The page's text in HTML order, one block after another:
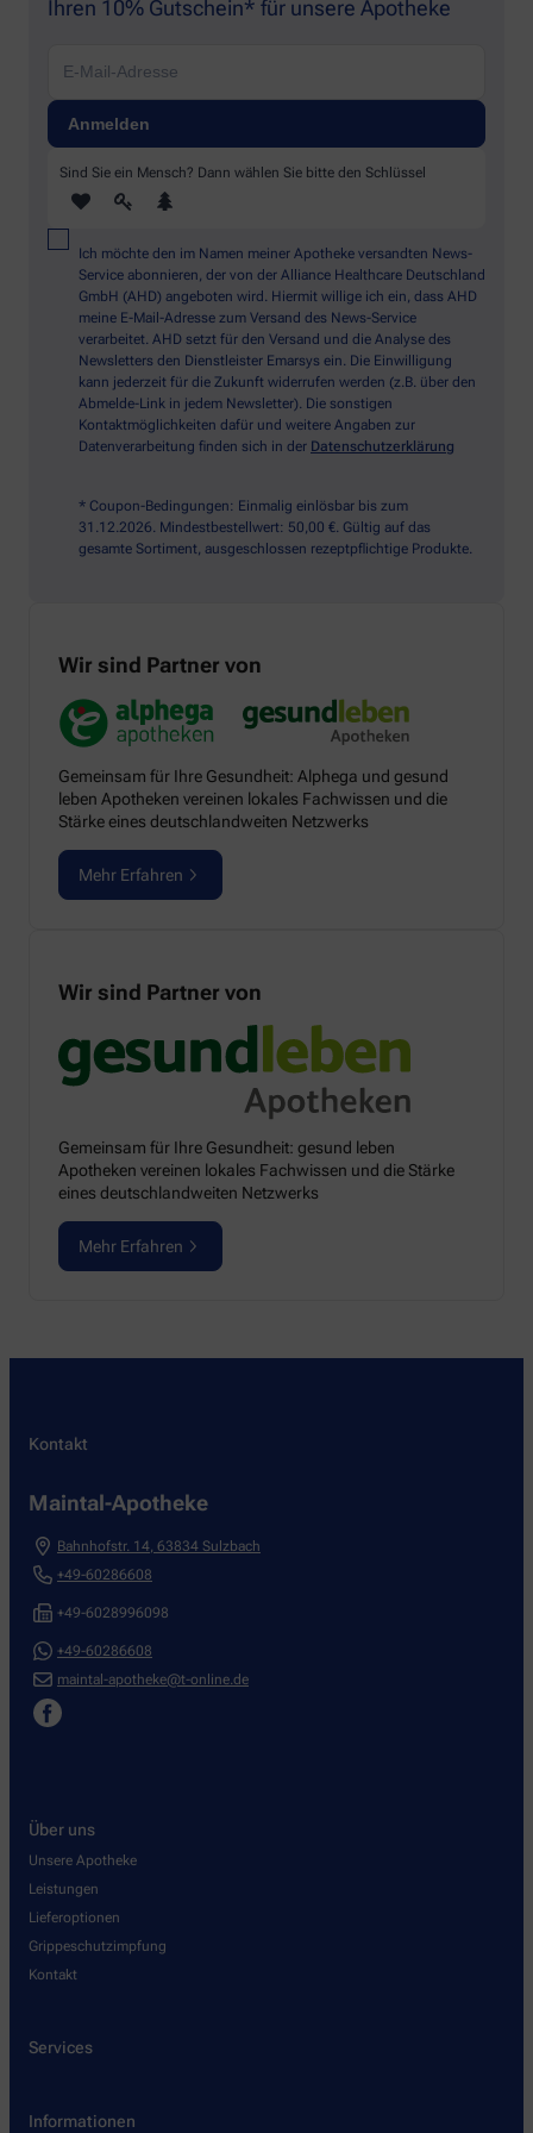
Ihren 10% Gutschein* für unsere Apotheke
Sind Sie ein Mensch? Dann wählen Sie bitte den Schlüssel
Ich möchte den im Namen meiner Apotheke versandten News-
Service abonnieren, der von der Alliance Healthcare Deutschland
GmbH (AHD) angeboten wird. Hiermit willige ich ein, dass AHD
meine E-Mail-Adresse zum Versand des News-Service
verarbeitet. AHD setzt für den Versand und die Analyse des
Newsletters den Dienstleister Emarsys ein. Die Einwilligung
kann jederzeit für die Zukunft widerrufen werden (z.B. über den
Abmelde-Link in jedem Newsletter). Die sonstigen
Kontaktmöglichkeiten dafür und weitere Angaben zur
Datenverarbeitung finden sich in der Datenschutzerklärung
* Coupon-Bedingungen: Einmalig einlösbar bis zum
31.12.2026. Mindestbestellwert: 50,00 €. Gültig auf das
gesamte Sortiment, ausgeschlossen rezeptpflichtige Produkte.
Wir sind Partner von
Gemeinsam für Ihre Gesundheit: Alphega und gesund
leben Apotheken vereinen lokales Fachwissen und die
Stärke eines deutschlandweiten Netzwerks
Mehr Erfahren
Wir sind Partner von
Gemeinsam für Ihre Gesundheit: gesund leben
Apotheken vereinen lokales Fachwissen und die Stärke
eines deutschlandweiten Netzwerks
Mehr Erfahren
Kontakt
Maintal-Apotheke
Bahnhofstr. 14, 63834 Sulzbach
+49-60286608
+49-6028996098
+49-60286608
maintal-apotheke@t-online.de
Über uns
Unsere Apotheke
Leistungen
Lieferoptionen
Grippeschutzimpfung
Kontakt
Services
Informationen